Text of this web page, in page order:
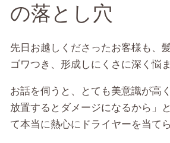
の落とし穴
先日お越しくださったお客様も、
ゴワつき、形成しにくさに深く悩
お話を伺うと、とても美意識が高
放置するとダメージになるから」
て本当に熱心にドライヤーを当て